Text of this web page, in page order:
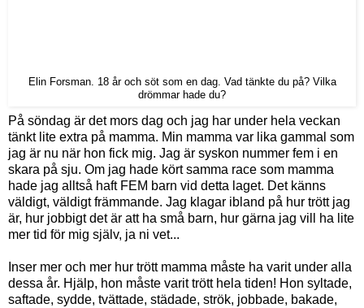
Elin Forsman. 18 år och söt som en dag. Vad tänkte du på? Vilka
drömmar hade du?
På söndag är det mors dag och jag har under hela veckan
tänkt lite extra på mamma. Min mamma var lika gammal som
jag är nu när hon fick mig. Jag är syskon nummer fem i en
skara på sju. Om jag hade kört samma race som mamma
hade jag alltså haft FEM barn vid detta laget. Det känns
väldigt, väldigt främmande. Jag klagar ibland på hur trött jag
är, hur jobbigt det är att ha små barn, hur gärna jag vill ha lite
mer tid för mig själv, ja ni vet...
Inser mer och mer hur trött mamma måste ha varit under alla
dessa år. Hjälp, hon måste varit trött hela tiden! Hon syltade,
saftade, sydde, tvättade, städade, strök, jobbade, bakade,